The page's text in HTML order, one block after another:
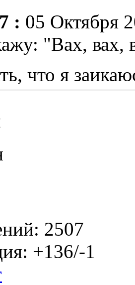
: 05 Октября
"Вах, вах,
что я
2507
+136/-1